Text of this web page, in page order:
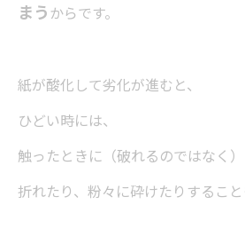
まう からです。
紙が酸化して劣化が進むと、
ひどい時には、
触ったときに（破れるのではなく）
折れたり、粉々に砕けたりすること